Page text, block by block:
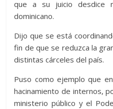
que a su juicio desdice
dominicano.
Dijo que se está
fin de que se reduzca la
distintas cárceles del país.
Puso como ejemplo que
hacinamiento de internos,
ministerio público y el